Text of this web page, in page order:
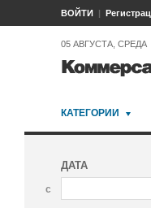
ВОЙТИ
05 АВГУСТА, СРЕДА
КАТЕГОРИИ
ДАТА
с